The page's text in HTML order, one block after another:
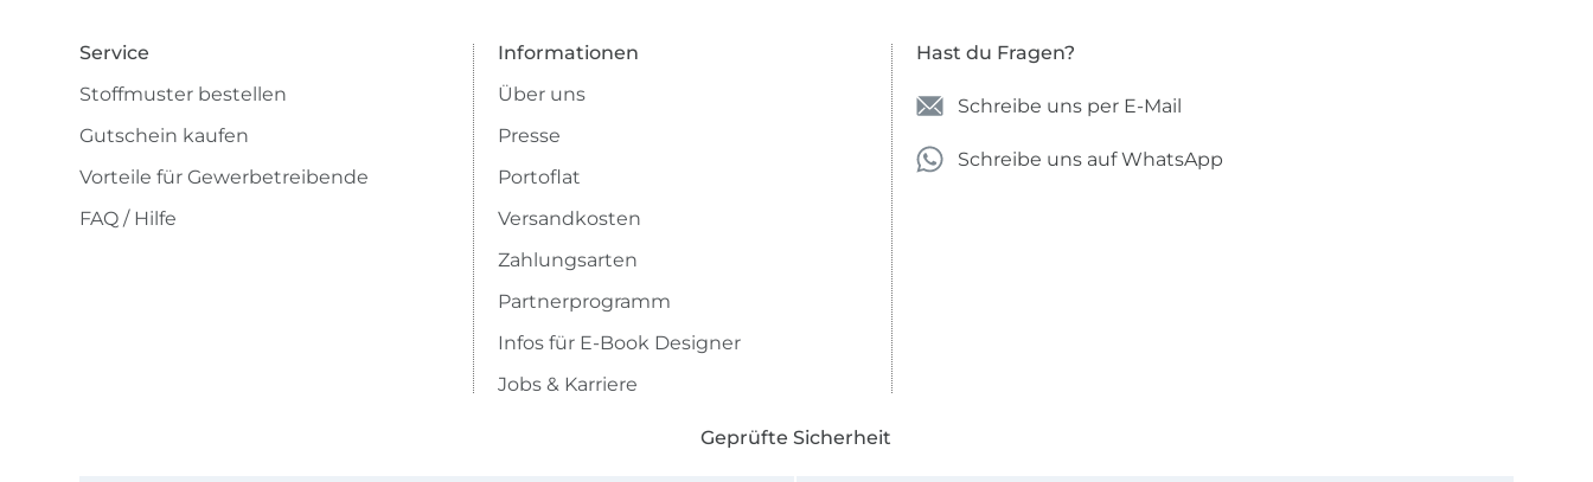
Service
Stoffmuster bestellen
Gutschein kaufen
Vorteile für Gewerbetreibende
FAQ / Hilfe
Informationen
Über uns
Presse
Portoflat
Versandkosten
Zahlungsarten
Partnerprogramm
Infos für E-Book Designer
Jobs & Karriere
Hast du Fragen?
Schreibe uns per E-Mail
Schreibe uns auf WhatsApp
Geprüfte Sicherheit